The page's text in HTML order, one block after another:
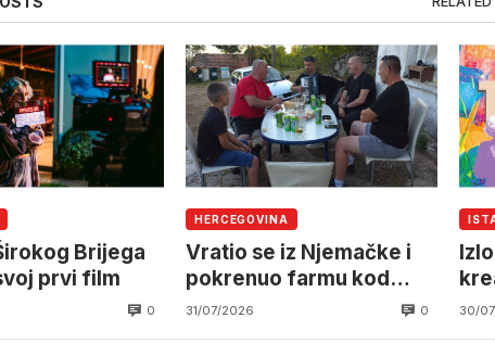
Brijega
prvi film
0
HERCEGOVINA
Vratio se iz Njemačke i
pokrenuo farmu kod
Širokog Brijega
31/07/2026 0 30/